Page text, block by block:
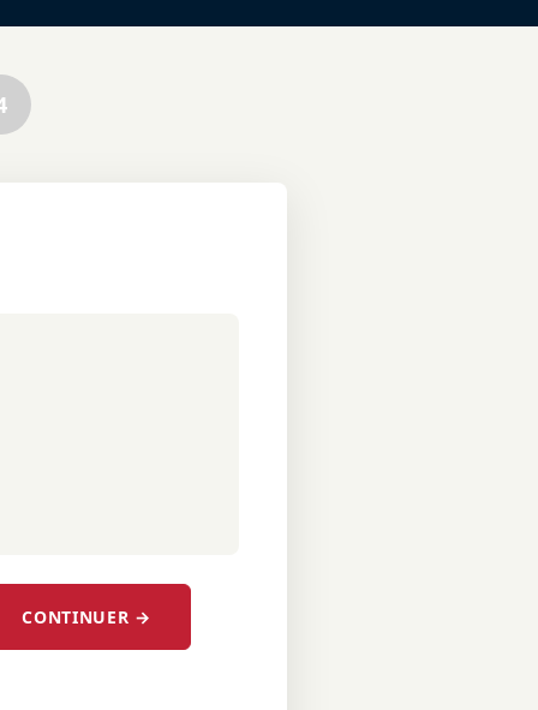
CONTINUER →